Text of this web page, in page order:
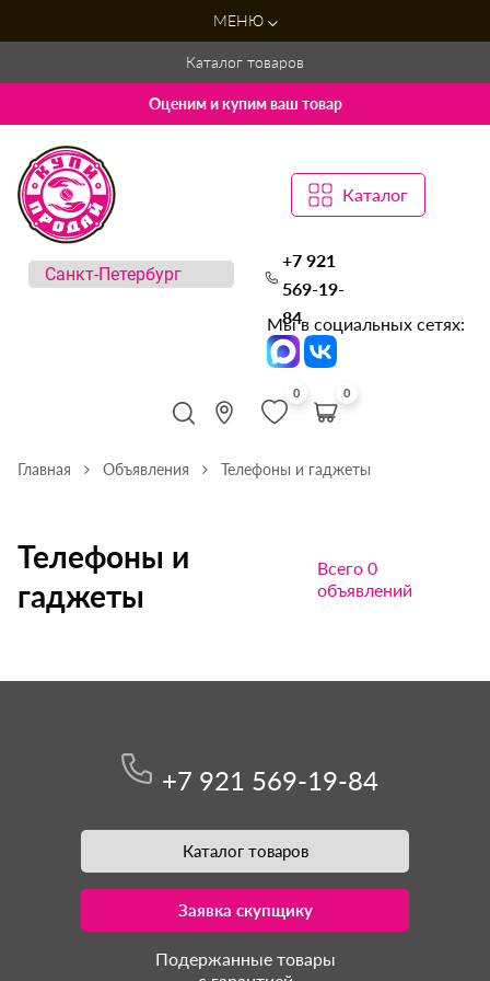
МЕНЮ
Каталог товаров
Оценим и купим ваш товар
Каталог
+7 921
569-19-
84
Мы в социальных сетях:
0 0
Главная Объявления Телефоны и гаджеты
Телефоны и
гаджеты
Всего 0
объявлений
+7 921 569-19-84
Каталог товаров
Заявка скупщику
Подержанные товары